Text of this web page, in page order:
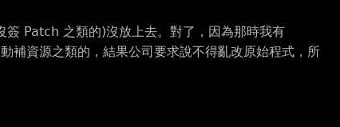
Patch 之類的)沒放上去。對了，因為那時我有
補資源之類的，結果公司要求說不得亂改原始程式，所